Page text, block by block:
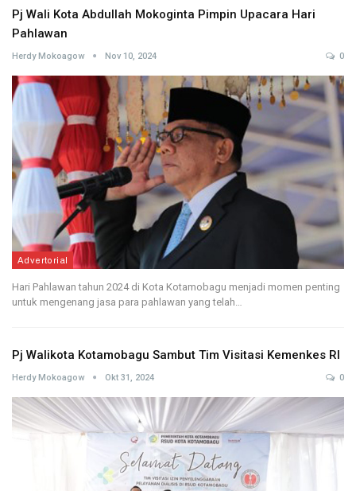
Pj Wali Kota Abdullah Mokoginta Pimpin Upacara Hari
Pahlawan
Herdy Mokoagow Nov 10, 2024 0
Advertorial
Hari Pahlawan tahun 2024 di Kota Kotamobagu menjadi momen penting
untuk mengenang jasa para pahlawan yang telah…
Pj Walikota Kotamobagu Sambut Tim Visitasi Kemenkes RI
Herdy Mokoagow Okt 31, 2024 0